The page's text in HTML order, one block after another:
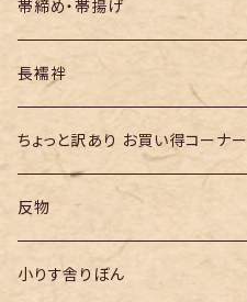
帯締め・帯揚げ
長襦袢
ちょっと訳あり お買い得コーナー
反物
小りす舎りぼん